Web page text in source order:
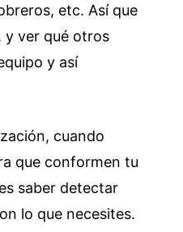
etc. Así que
y ver qué otros
y así
cuando
que conformen tu
saber detectar
lo que necesites.